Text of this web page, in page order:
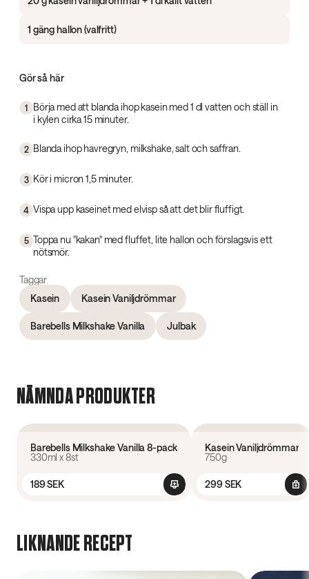
1 gäng hallon (valfritt)
Gör så här
1
Börja med att blanda ihop kasein med 1 dl vatten och ställ in
i kylen cirka 15 minuter.
2 Blanda ihop havregryn, milkshake, salt och saffran.
3 Kör i micron 1,5 minuter.
4 Vispa upp kaseinet med elvisp så att det blir fluffigt.
5 Toppa nu "kakan" med fluffet, lite hallon och förslagsvis ett
nötsmör.
Taggar
Kasein
Kasein Vaniljdrömmar
Barebells Milkshake Vanilla Julbak
NÄMNDA PRODUKTER
Slutsåld
Barebells Milkshake Vanilla 8-pack
330ml x 8st
189 SEK
Kasein Vaniljdrömmar
750g
299 SEK
LIKNANDE RECEPT